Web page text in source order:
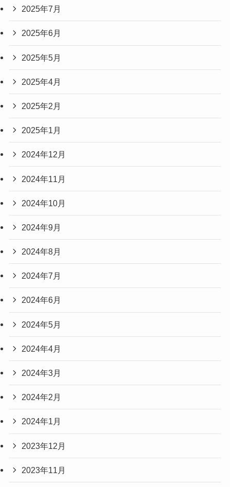
2025年7月
2025年6月
2025年5月
2025年4月
2025年2月
2025年1月
2024年12月
2024年11月
2024年10月
2024年9月
2024年8月
2024年7月
2024年6月
2024年5月
2024年4月
2024年3月
2024年2月
2024年1月
2023年12月
2023年11月